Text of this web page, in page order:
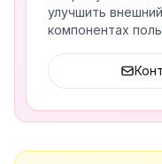
улучшить
компонентах